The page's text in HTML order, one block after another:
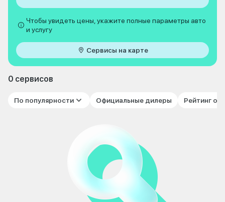
Чтобы увидеть цены, укажите полные параметры авто
и услугу
Сервисы на карте
0 сервисов
По популярности Официальные дилеры Рейтинг